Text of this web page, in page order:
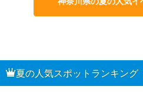
夏の人気スポットランキング